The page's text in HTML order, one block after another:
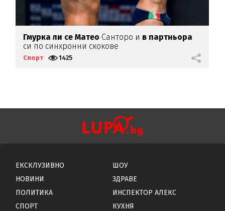
Гмурка ли се Матео Санторо и в партньора
си по синхронни скокове
Спорт 1425
ЕКСКЛУЗИВНО
НОВИНИ
ПОЛИТИКА
СПОРТ
ШОУ
ЗДРАВЕ
ИНСПЕКТОР АЛЕКС
КУХНЯ